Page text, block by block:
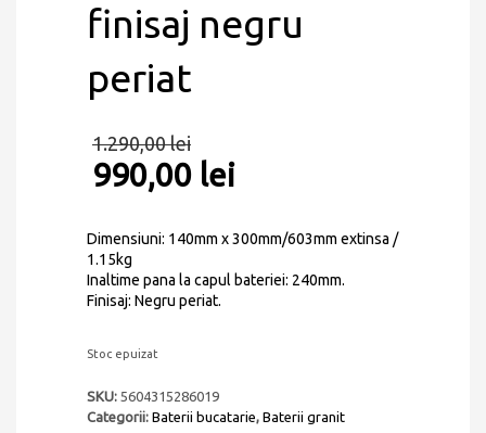
finisaj negru
periat
1.290,00lei
990,00 lei
Dimensiuni: 140mm x 300mm/603mm extinsa /
1.15kg
Inaltime pana la capul bateriei: 240mm.
Finisaj: Negru periat.
Stoc epuizat
SKU: 5604315286019
Categorii: Baterii bucatarie, Baterii granit